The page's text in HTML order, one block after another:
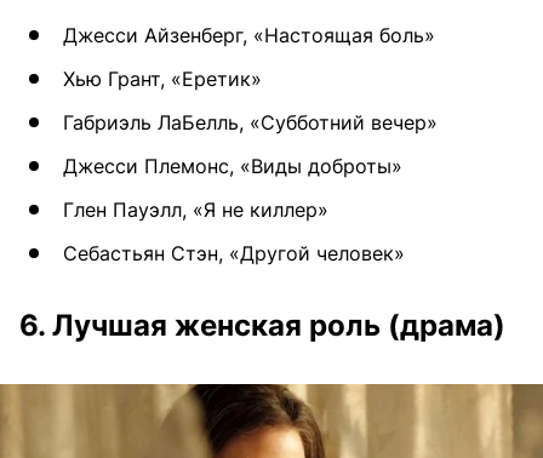
Джесси Айзенберг, «Настоящая боль»
Хью Грант, «Еретик»
Габриэль ЛаБелль, «Субботний вечер»
Джесси Племонс, «Виды доброты»
Глен Пауэлл, «Я не киллер»
Себастьян Стэн, «Другой человек»
6. Лучшая женская роль (драма)